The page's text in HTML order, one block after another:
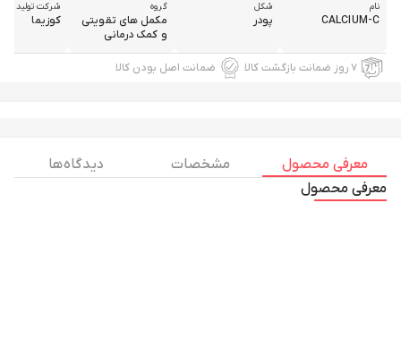
نام
CALCIUM-C
شکل
پودر
گروه
مکمل های تقویتی
و کمک درمانی
شرکت تولید
کوزیما
۷ روز ضمانت بازگشت کالا ضمانت اصل بودن کالا
معرفی محصول مشخصات
دیدگاه ها
معرفی محصول